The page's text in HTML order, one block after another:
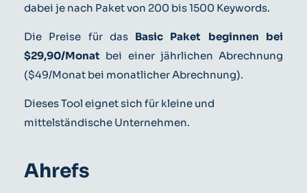
dabei je nach Paket von 200 bis 1500 Keywords.
Die Preise für das Basic Paket beginnen bei
$29,90/Monat bei einer jährlichen Abrechnung
($49/Monat bei monatlicher Abrechnung).
Dieses Tool eignet sich für kleine und
mittelständische Unternehmen.
Ahrefs